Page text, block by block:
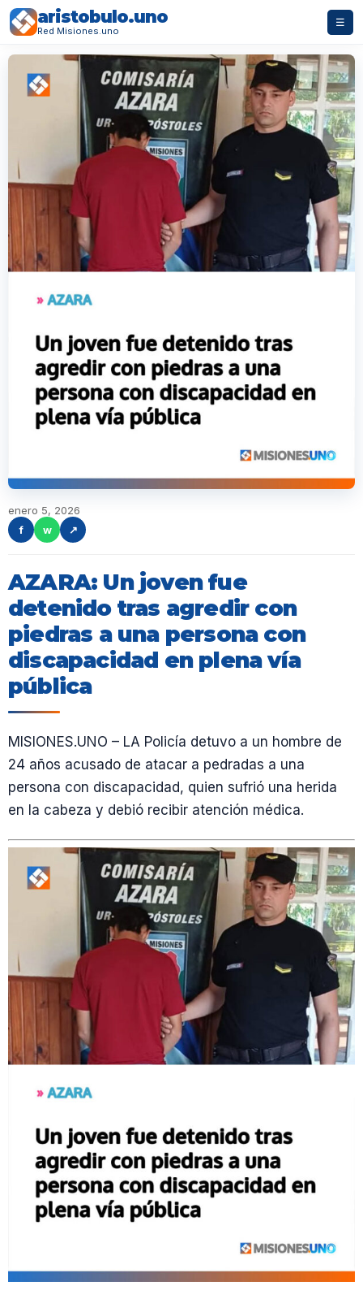
aristobulo.uno
Red Misiones.uno
☰
enero 5, 2026
f
w ↗
AZARA: Un joven fue
detenido tras agredir con
piedras a una persona con
discapacidad en plena vía
pública
MISIONES.UNO – LA Policía detuvo a un hombre de
24 años acusado de atacar a pedradas a una
persona con discapacidad, quien sufrió una herida
en la cabeza y debió recibir atención médica.